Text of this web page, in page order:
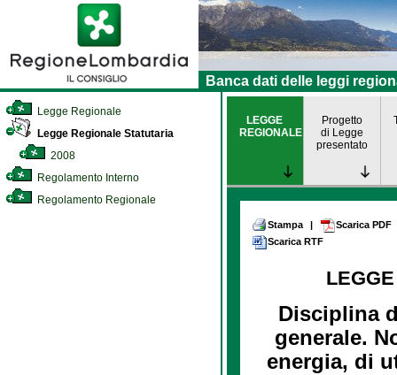
Banca dati delle leggi
Legge Regionale
Legge Regionale Statutaria
2008
Regolamento Interno
Regolamento Regionale
LEGGE
REGIONALE
Progetto
di Legge
presentato
Stampa |
Scarica PDF
Scarica RTF
Disciplina
generale.
energia, di